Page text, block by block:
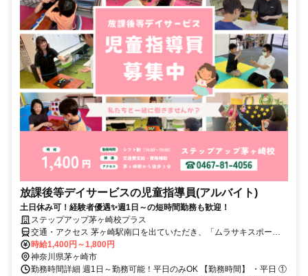
放課後等デイサービスの児童指導員(アルバイト)
土日休み可！経験者優遇✨週1日～の短時間勤務も歓迎！
ステップアップ茅ヶ崎校プラス
交通・アクセス 茅ヶ崎駅南口を出ていただき、「ムラサキスポー
ツ」を目印に一方通行の道をお進みください。 「庄や」の向かいに
ある灰色のビルの3階が当施設です。
時給1,400円～1,800円
神奈川県茅ヶ崎市
勤務時間詳細 週1日～勤務可能！平日のみOK 【勤務時間】 ・平日 ①